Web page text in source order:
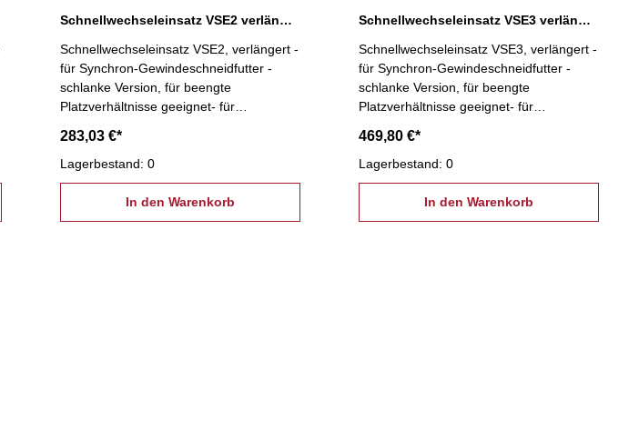
Schnellwechseleinsatz VSE2 verlängert, M6 -M20
Schnellwechseleinsatz VSE2, verlängert -
für Synchron-Gewindeschneidfutter -
schlanke Version, für beengte
Platzverhältnisse geeignet- für
Bereich M6 - M20
283,03 €*
Lagerbestand: 0
In den Warenkorb
Schnellwechseleinsatz VSE3 verlängert, M14 - M33
Schnellwechseleinsatz VSE3, verlängert -
für Synchron-Gewindeschneidfutter -
schlanke Version, für beengte
Platzverhältnisse geeignet- für
Bereich M14 - M33
469,80 €*
Lagerbestand: 0
In den Warenkorb